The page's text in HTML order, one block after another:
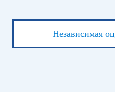
Независимая